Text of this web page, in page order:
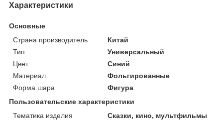
Характеристики
Основные
Страна производитель
Китай
Тип
Универсальный
Цвет
Синий
Материал
Фольгированные
Форма шара
Фигура
Пользовательские характеристики
Тематика изделия
Сказки, кино, мультфильмы